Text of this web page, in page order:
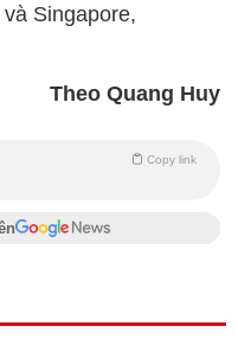
Singapore,
Theo Quang Huy
Copy link